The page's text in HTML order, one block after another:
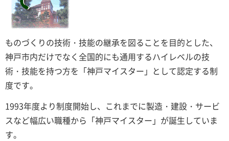
ものづくりの技術・技能の継承を図ることを目的とした、
神戸市内だけでなく全国的にも通用するハイレベルの技
術・技能を持つ方を「神戸マイスター」として認定する制
度です。
1993年度より制度開始し、これまでに製造・建設・サービ
スなど幅広い職種から「神戸マイスター」が誕生していま
す。